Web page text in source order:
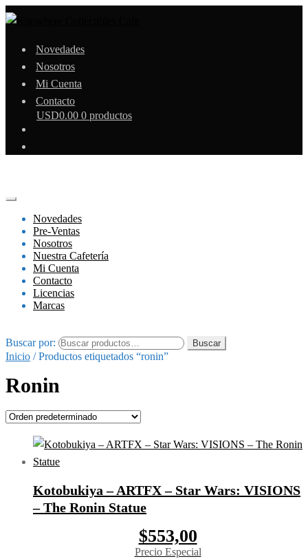
Novedades
Nosotros
Mi Cuenta
Contacto
USD0.00 0 productos
Novedades
Pre-Ventas
Nosotros
Nuestra Cafetería
Mi Cuenta
Contacto
Licencias
Marcas
Buscar por: Buscar
Inicio /Productos etiquetados “ronin”
Ronin
Kotobukiya – ARTFX – Star Wars: VISIONS
– The Ronin Statue
$553,00
Precio Especial